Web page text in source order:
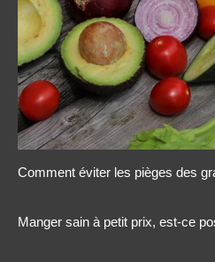
Comment éviter les pièges des
Manger sain à petit prix, est-ce